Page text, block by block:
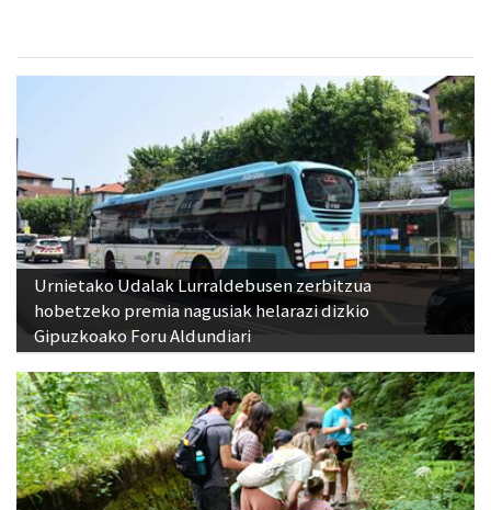
Urnietako Udalak Lurraldebusen zerbitzua
hobetzeko premia nagusiak helarazi dizkio
Gipuzkoako Foru Aldundiari